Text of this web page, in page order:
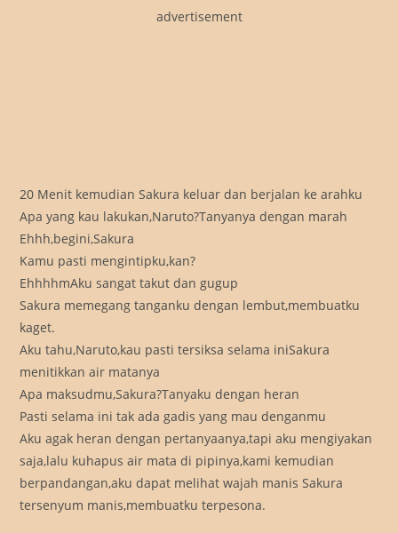
advertisement
20 Menit kemudian Sakura keluar dan berjalan ke arahku
Apa yang kau lakukan,Naruto?Tanyanya dengan marah
Ehhh,begini,Sakura
Kamu pasti mengintipku,kan?
EhhhhmAku sangat takut dan gugup
Sakura memegang tanganku dengan lembut,membuatku
kaget.
Aku tahu,Naruto,kau pasti tersiksa selama iniSakura
menitikkan air matanya
Apa maksudmu,Sakura?Tanyaku dengan heran
Pasti selama ini tak ada gadis yang mau denganmu
Aku agak heran dengan pertanyaanya,tapi aku mengiyakan
saja,lalu kuhapus air mata di pipinya,kami kemudian
berpandangan,aku dapat melihat wajah manis Sakura
tersenyum manis,membuatku terpesona.